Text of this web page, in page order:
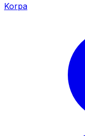
Korpa